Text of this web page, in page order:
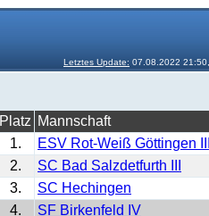
Letztes Update: 07.08.2022 21:50,
Platz Mannschaft
1.
ESV Rot-Weiß Göttingen III
2.
SC Bad Salzdetfurth III
3.
SC Hechingen
4.
SF Birkenfeld IV